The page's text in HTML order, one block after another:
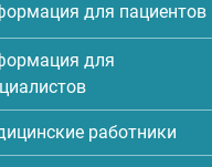
для пациентов
для
работники